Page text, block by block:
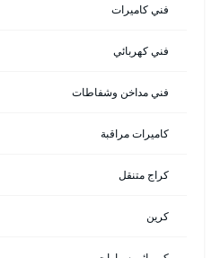
فني كاميرات
فني كهربائي
فني مداخن وشفاطات
كاميرات مراقبة
كراج متنقل
كرين